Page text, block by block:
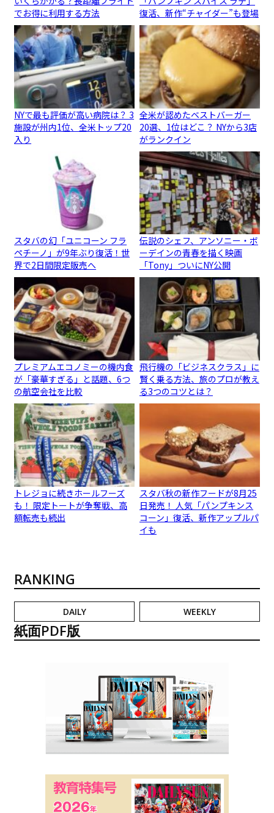
でお得に利用する方法
復活、新作“チャイダー”も登場
NYで最も評価が高い病院は？ 3
施設が州内1位、全米トップ20
入り
全米が認めたベストバーガー
20選、1位はどこ？ NYから3店
がランクイン
スタバの幻「ユニコーン フラ
ペチーノ」が9年ぶり復活！世
界で2日間限定販売へ
伝説のシェフ、アンソニー・ボ
ーデインの青春を描く映画
「Tony」ついにNY公開
プレミアムエコノミーの機内食
が「豪華すぎる」と話題、6つ
の航空会社を比較
飛行機の「ビジネスクラス」に
賢く乗る方法、旅のプロが教え
る3つのコツとは？
トレジョに続きホールフーズ
も！ 限定トートが争奪戦、高
額転売も続出
スタバ秋の新作フードが8月25
日発売！ 人気「パンプキンス
コーン」復活、新作アップルパ
イも
RANKING
DAILY WEEKLY
紙面PDF版